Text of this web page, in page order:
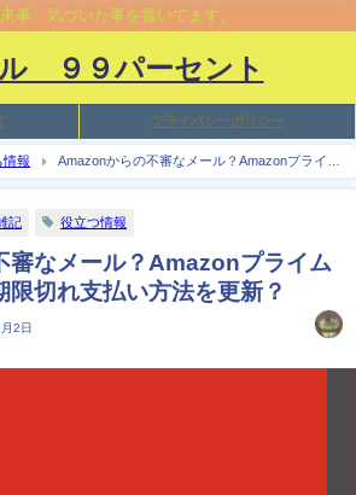
事、気づいた事を書いてます。
９９パーセント
プライバシーポリシー
情報
Amazonからの不審なメール？Amazonプライム
記 役立つ情報
審なメール？Amazonプライム
限切れ支払い方法を更新？
2日